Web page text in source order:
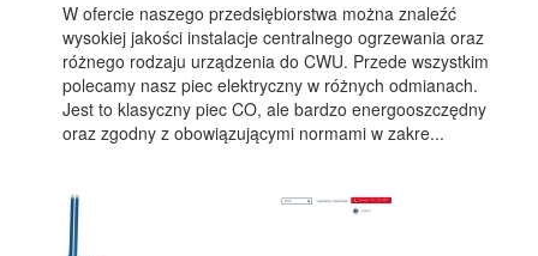
W ofercie naszego przedsiębiorstwa można znaleźć
wysokiej jakości instalacje centralnego ogrzewania oraz
różnego rodzaju urządzenia do CWU. Przede wszystkim
polecamy nasz piec elektryczny w różnych odmianach.
Jest to klasyczny piec CO, ale bardzo energooszczędny
oraz zgodny z obowiązującymi normami w zakre...